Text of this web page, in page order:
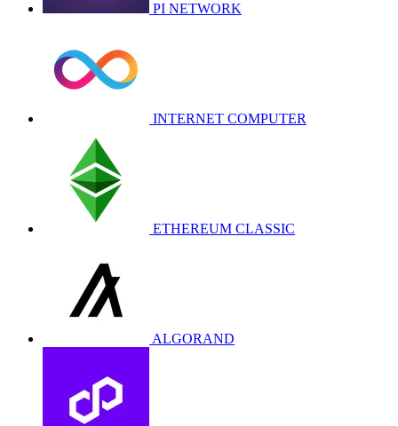
PI NETWORK
INTERNET COMPUTER
ETHEREUM CLASSIC
ALGORAND